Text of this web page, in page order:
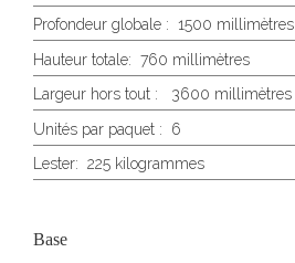
Profondeur globale : 1500 millimètres
Hauteur totale: 760 millimètres
Largeur hors tout : 3600 millimètres
Unités par paquet : 6
Lester: 225 kilogrammes
Base